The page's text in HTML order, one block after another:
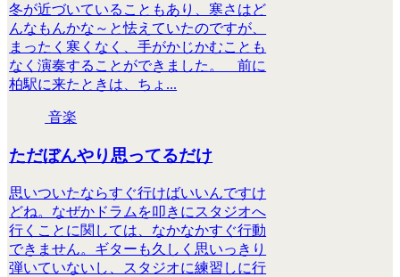
冬が近づいていることもあり、寒さはど
んなもんかな～と怯えていたのですが、
まったく寒くなく、手がかじかむことも
なく演奏することができました。 前に
柏駅に来たときは、ちょ...
音楽
ただぼんやり思ってるだけ
思いついたならすぐ行けばいいんですけ
どね。なぜかドラムを叩きにスタジオへ
行くことに関しては、なかなかすぐ行動
できません。ギターも久しく思いっきり
弾いていないし、スタジオに練習しに行